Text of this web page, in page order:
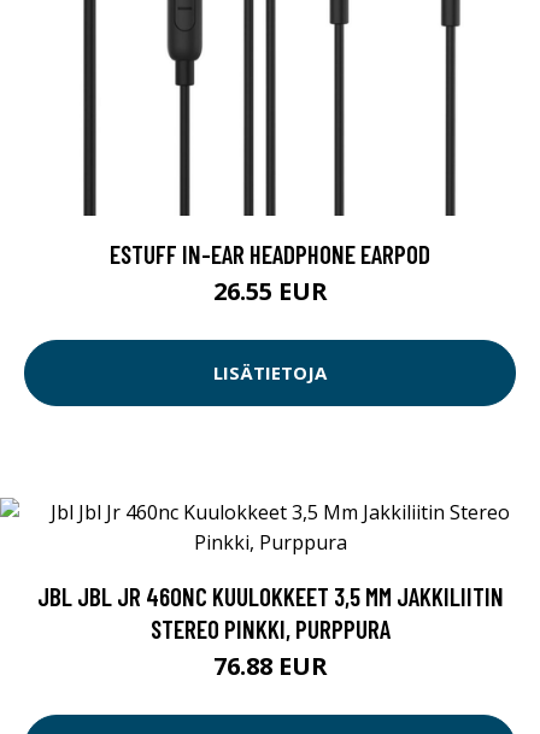
ESTUFF IN-EAR HEADPHONE EARPOD
26.55 EUR
LISÄTIETOJA
JBL JBL JR 460NC KUULOKKEET 3,5 MM JAKKILIITIN
STEREO PINKKI, PURPPURA
76.88 EUR